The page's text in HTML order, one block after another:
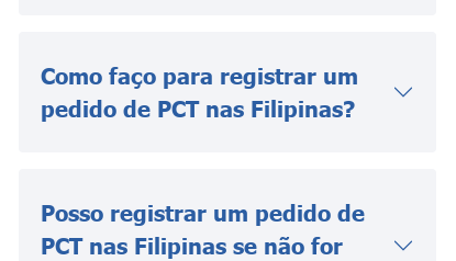
Como faço para registrar um
pedido de PCT nas Filipinas?
Posso registrar um pedido de
PCT nas Filipinas se não for